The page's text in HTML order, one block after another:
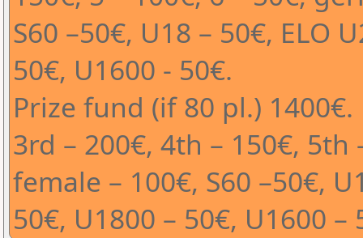
S60 –50€, U18 – 50€, ELO
50€, U1600 - 50€.
Prize fund (if 80 pl.)
3rd – 200€, 4th – 150€, 5th
female – 100€, S60 –50€,
50€, U1800 – 50€, U1600 –